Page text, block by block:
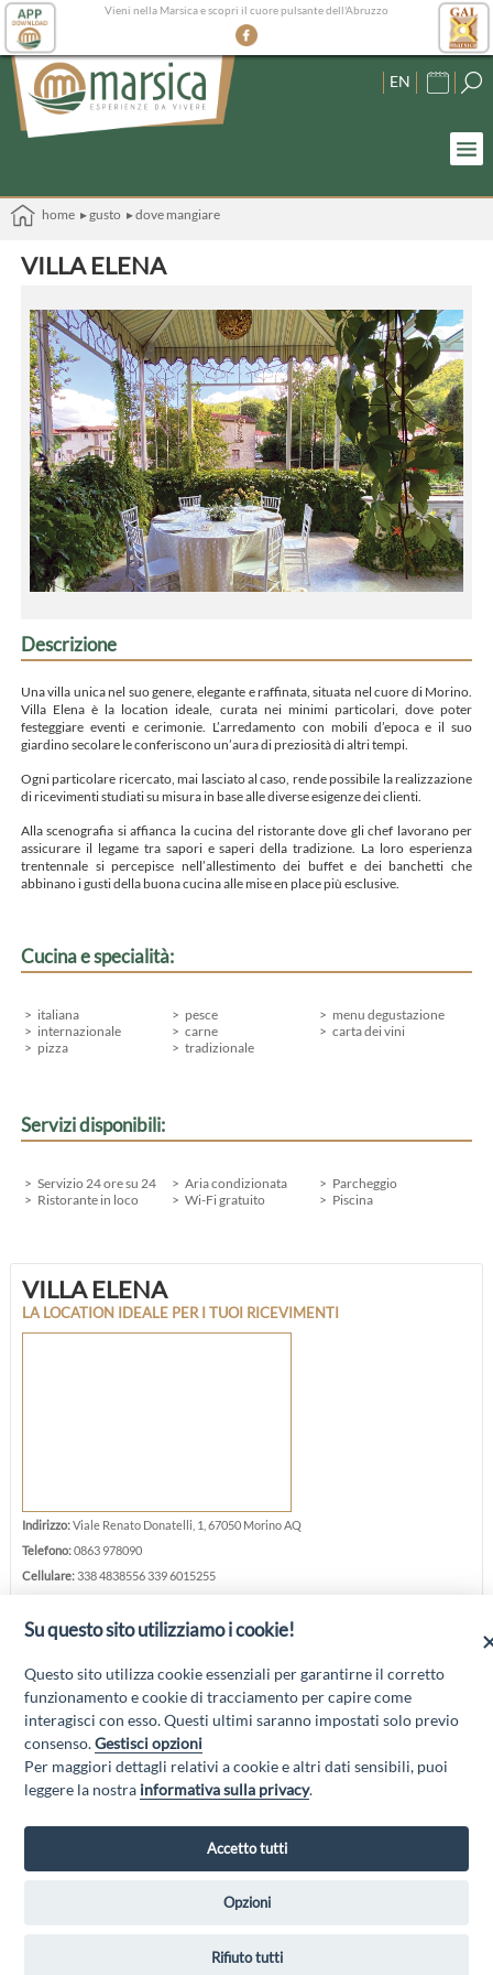
Vieni nella Marsica e scopri il cuore pulsante dell'Abruzzo
EN
home ▸ gusto ▸ dove mangiare
VILLA ELENA
Descrizione
Una villa unica nel suo genere, elegante e raffinata, situata nel cuore di Morino.
Villa Elena è la location ideale, curata nei minimi particolari, dove poter
festeggiare eventi e cerimonie. L’arredamento con mobili d’epoca e il suo
giardino secolare le conferiscono un’aura di preziosità di altri tempi.
Ogni particolare ricercato, mai lasciato al caso, rende possibile la realizzazione
di ricevimenti studiati su misura in base alle diverse esigenze dei clienti.
Alla scenografia si affianca la cucina del ristorante dove gli chef lavorano per
assicurare il legame tra sapori e saperi della tradizione. La loro esperienza
trentennale si percepisce nell’allestimento dei buffet e dei banchetti che
abbinano i gusti della buona cucina alle mise en place più esclusive.
Cucina e specialità:
italiana
internazionale
pizza
pesce
carne
tradizionale
menu degustazione
carta dei vini
Servizi disponibili:
Servizio 24 ore su 24
Ristorante in loco
Aria condizionata
Wi-Fi gratuito
Parcheggio
Piscina
VILLA ELENA
LA LOCATION IDEALE PER I TUOI RICEVIMENTI
Indirizzo:Viale Renato Donatelli, 1, 67050 Morino AQ
Telefono:0863 978090
Cellulare:338 4838556 339 6015255
Sito web:villaelenaricevimenti.it
“Attività cofinanziate dal PSR 2014/2020 Abruzzo - mis. 19 PSL La Terra dei
M@rsi - Fondo FEASR; Sottomisura 19.2; Tipologia di intervento 19.2.1
GAL MARSICA Via XX Settembre, 51 - 67051 Avezzano (AQ) -
Su questo sito utilizziamo i cookie!
Questo sito utilizza cookie essenziali per garantirne il corretto
funzionamento e cookie di tracciamento per capire come
interagisci con esso. Questi ultimi saranno impostati solo previo
consenso.Gestisci opzioni
Per maggiori dettagli relativi a cookie e altri dati sensibili, puoi
leggere la nostra informativa sulla privacy.
Accetto tutti
Opzioni
Rifiuto tutti